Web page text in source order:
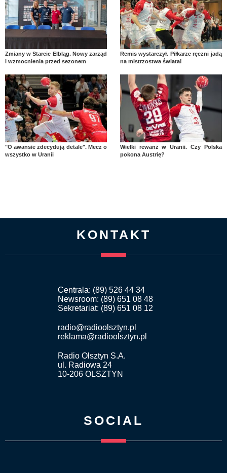
Zmiany w Starcie Elbląg. Nowy zarząd
i wzmocnienia przed sezonem
Remis wystarczył. Piłkarze ręczni jadą
na mistrzostwa świata!
"O awansie zdecydują detale". Mecz o
wszystko w Uranii
Wielki rewanż w Uranii. Czy Polska
pokona Austrię?
KONTAKT
Centrala: (89) 526 44 34
Newsroom: (89) 651 08 48
Sekretariat: (89) 651 08 12
radio@radioolsztyn.pl
reklama@radioolsztyn.pl
Radio Olsztyn S.A.
ul. Radiowa 24
10-206 OLSZTYN
SOCIAL